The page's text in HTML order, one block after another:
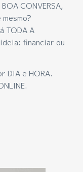
CONVERSA,
TODA A
financiar ou
DIA e HORA.